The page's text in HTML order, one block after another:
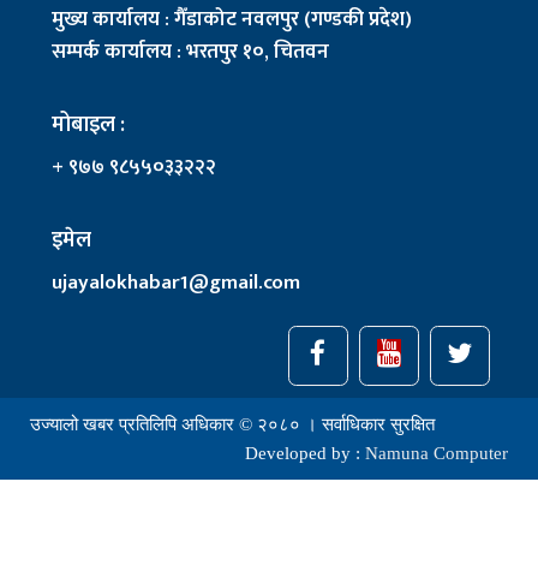
मुख्य कार्यालय : गैँडाकोट नवलपुर (गण्डकी प्रदेश)
सम्पर्क कार्यालय : भरतपुर १०, चितवन
मोबाइल :
+ ९७७ ९८५५०३३२२२
इमेल
ujayalokhabar1@gmail.com
उज्यालो खबर प्रतिलिपि अधिकार © २०८० । सर्वाधिकार सुरक्षित
Developed by : Namuna Computer